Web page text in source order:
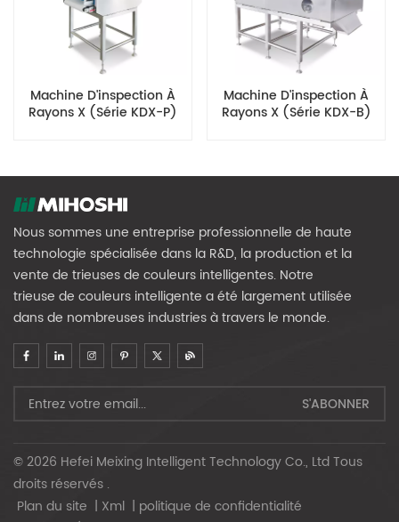
Machine D'inspection À
Rayons X (série KDX-P)
Machine D'inspection À
Rayons X (série KDX-B)
Nous sommes une entreprise professionnelle de haute
technologie spécialisée dans la R&D, la production et la
vente de trieuses de couleurs intelligentes. Notre
trieuse de couleurs intelligente a été largement utilisée
dans de nombreuses industries à travers le monde.
© 2026 Hefei Meixing Intelligent Technology Co., Ltd Tous
droits réservés .
Plan du site | Xml | politique de confidentialité